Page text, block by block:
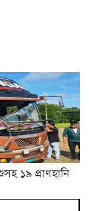
১৯ প্রাণহানি